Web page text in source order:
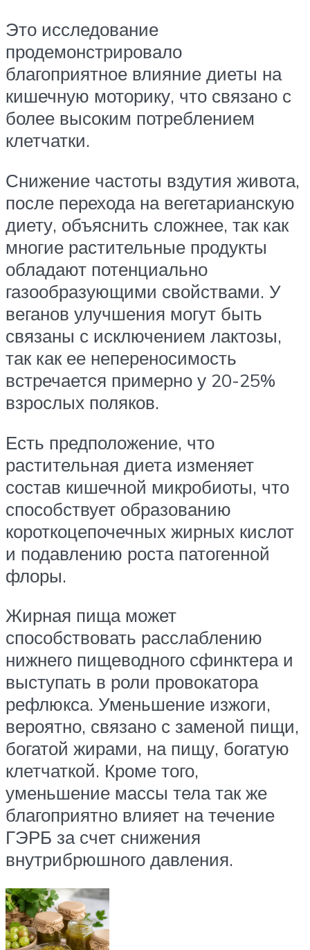
Это исследование
продемонстрировало
благоприятное влияние диеты на
кишечную моторику, что связано с
более высоким потреблением
клетчатки.
Снижение частоты вздутия живота,
после перехода на вегетарианскую
диету, объяснить сложнее, так как
многие растительные продукты
обладают потенциально
газообразующими свойствами. У
веганов улучшения могут быть
связаны с исключением лактозы,
так как ее непереносимость
встречается примерно у 20-25%
взрослых поляков.
Есть предположение, что
растительная диета изменяет
состав кишечной микробиоты, что
способствует образованию
короткоцепочечных жирных кислот
и подавлению роста патогенной
флоры.
Жирная пища может
способствовать расслаблению
нижнего пищеводного сфинктера и
выступать в роли провокатора
рефлюкса. Уменьшение изжоги,
вероятно, связано с заменой пищи,
богатой жирами, на пищу, богатую
клетчаткой. Кроме того,
уменьшение массы тела так же
благоприятно влияет на течение
ГЭРБ за счет снижения
внутрибрюшного давления.